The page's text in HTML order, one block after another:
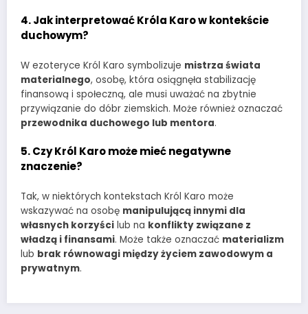
4. Jak interpretować Króla Karo w kontekście
duchowym?
W ezoteryce Król Karo symbolizuje mistrza świata
materialnego, osobę, która osiągnęła stabilizację
finansową i społeczną, ale musi uważać na zbytnie
przywiązanie do dóbr ziemskich. Może również oznaczać
przewodnika duchowego lub mentora.
5. Czy Król Karo może mieć negatywne
znaczenie?
Tak, w niektórych kontekstach Król Karo może
wskazywać na osobę manipulującą innymi dla
własnych korzyści lub na konflikty związane z
władzą i finansami. Może także oznaczać materializm
lub brak równowagi między życiem zawodowym a
prywatnym.